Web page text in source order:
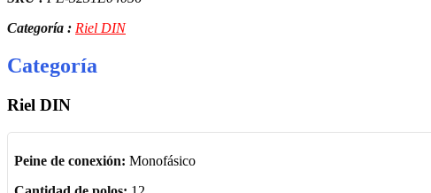
Categoría : Riel DIN
Categoría
Riel DIN
Peine de conexión: Monofásico